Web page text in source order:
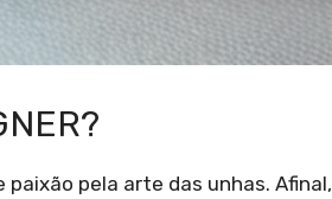
pela arte das unhas. Afinal,